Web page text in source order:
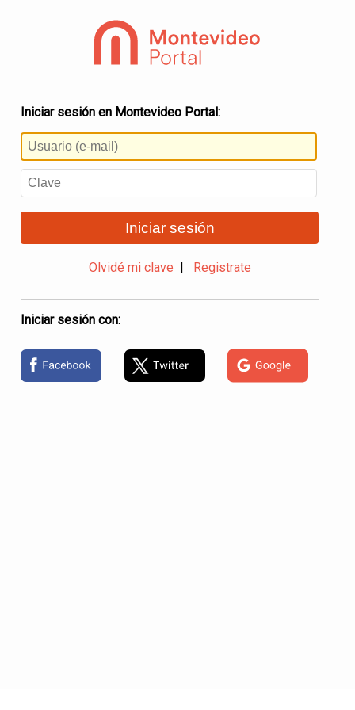
Iniciar sesión en Montevideo Portal:
Iniciar sesión
Olvidé mi clave Registrate
Iniciar sesión con: